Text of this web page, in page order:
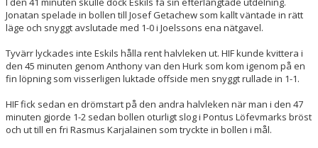
Jonatan spelade in bollen till Josef Getachew som kallt väntade in rätt
läge och snyggt avslutade med 1-0 i Joelssons ena nätgavel.
Tyvärr lyckades inte Eskils hålla rent halvleken ut. HIF kunde kvittera i
den 45 minuten genom Anthony van den Hurk som kom igenom på en
fin löpning som visserligen luktade offside men snyggt rullade in 1-1.
HIF fick sedan en drömstart på den andra halvleken när man i den 47
minuten gjorde 1-2 sedan bollen oturligt slog i Pontus Löfevmarks bröst
och ut till en fri Rasmus Karjalainen som tryckte in bollen i mål.